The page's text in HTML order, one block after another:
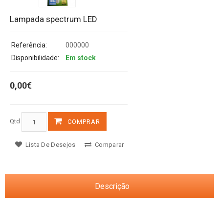
Lampada spectrum LED
Referência:
000000
Disponibilidade:
Em stock
0,00€
Qtd COMPRAR
Lista De Desejos Comparar
Descrição